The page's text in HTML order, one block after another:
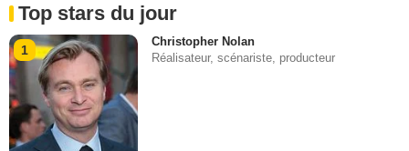
Top stars du jour
1
Christopher Nolan
Réalisateur, scénariste, producteur